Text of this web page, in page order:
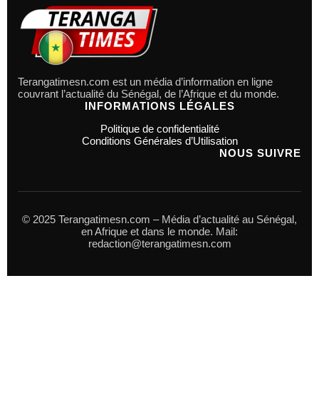
Terangatimesn.com est un média d’information en ligne
couvrant l’actualité du Sénégal, de l’Afrique et du monde.
INFORMATIONS LÉGALES
Politique de confidentialité
Conditions Générales d’Utilisation
NOUS SUIVRE
© 2025 Terangatimesn.com – Média d’actualité au Sénégal,
en Afrique et dans le monde. Mail:
redaction@terangatimesn.com